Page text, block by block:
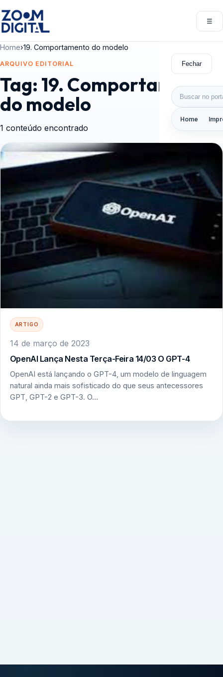
☰
Fechar
Buscar por:
Home
Home›19. Comportamento do modelo
ARQUIVO EDITORIAL
Tag: 19. Comportamento
do modelo
1 conteúdo encontrado
ARTIGO
14 de março de 2023
OpenAI Lança Nesta Terça-Feira 14/03 O GPT-4
OpenAI está lançando o GPT-4, um modelo de linguagem
natural ainda mais sofisticado do que seus antecessores
GPT, GPT-2 e GPT-3. O…